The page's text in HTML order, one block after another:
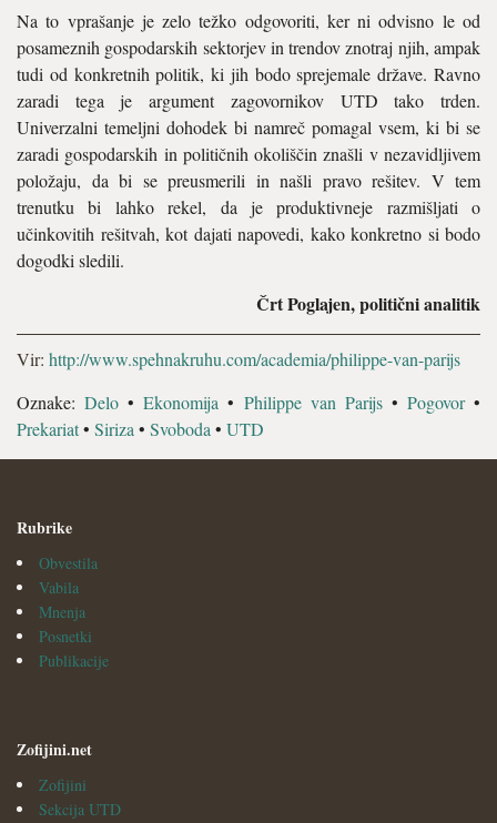
Na to vprašanje je zelo težko odgovoriti, ker ni odvisno le od
posameznih gospodarskih sektorjev in trendov znotraj njih, ampak
tudi od konkretnih politik, ki jih bodo sprejemale države. Ravno
zaradi tega je argument zagovornikov UTD tako trden.
Univerzalni temeljni dohodek bi namreč pomagal vsem, ki bi se
zaradi gospodarskih in političnih okoliščin znašli v nezavidljivem
položaju, da bi se preusmerili in našli pravo rešitev. V tem
trenutku bi lahko rekel, da je produktivneje razmišljati o
učinkovitih rešitvah, kot dajati napovedi, kako konkretno si bodo
dogodki sledili.
Črt Poglajen, politični analitik
Vir: http://www.spehnakruhu.com/academia/philippe-van-parijs
Oznake:Delo •Ekonomija • Philippe van Parijs• Pogovor•
Prekariat• Siriza • Svoboda • UTD
Rubrike
Obvestila
Vabila
Mnenja
Posnetki
Publikacije
Zofijini.net
Zofijini
Sekcija UTD